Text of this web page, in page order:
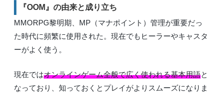
『OOM』の由来と成り立ち
MMORPG黎明期、MP（マナポイント）管理が重要だっ
た時代に頻繁に使用された。現在でもヒーラーやキャスタ
ーがよく使う。
現在ではオンラインゲーム全般で広く使われる基本用語と
なっており、知っておくとプレイがよりスムーズになりま